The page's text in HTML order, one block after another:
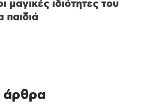
μαγικές ιδιότητες του
παιδιά
άρθρα